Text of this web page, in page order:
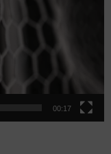
00:17